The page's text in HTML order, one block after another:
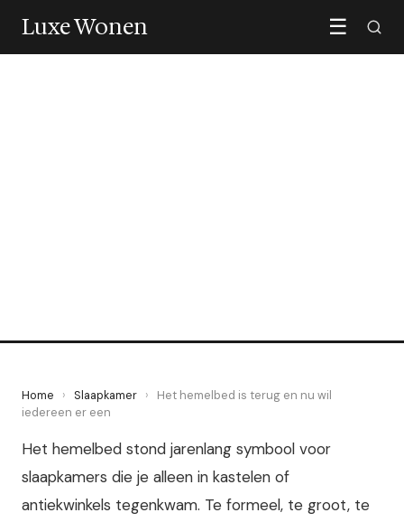
Luxe Wonen ☰
Home › Slaapkamer ›
Het hemelbed is terug en nu wil
iedereen er een
Het hemelbed stond jarenlang symbool voor
slaapkamers die je alleen in kastelen of
antiekwinkels tegenkwam. Te formeel, te groot, te